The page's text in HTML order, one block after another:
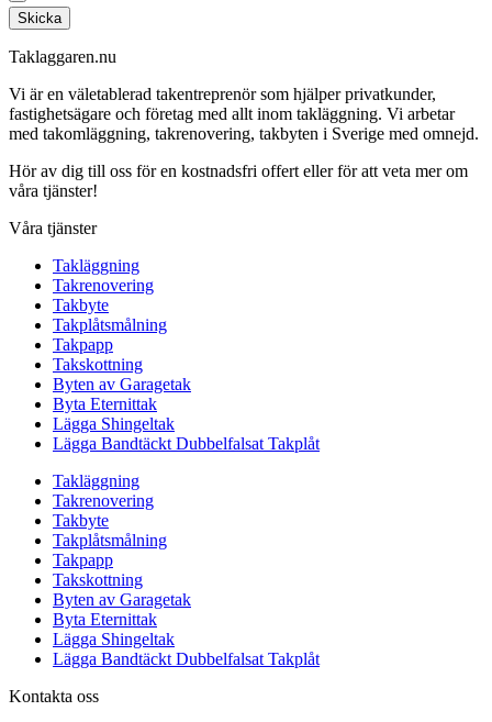
Skicka
Taklaggaren.nu
Vi är en väletablerad takentreprenör som hjälper privatkunder,
fastighetsägare och företag med allt inom takläggning. Vi arbetar
med takomläggning, takrenovering, takbyten i Sverige med omnejd.
Hör av dig till oss för en kostnadsfri offert eller för att veta mer om
våra tjänster!
Våra tjänster
Takläggning
Takrenovering
Takbyte
Takplåtsmålning
Takpapp
Takskottning
Byten av Garagetak
Byta Eternittak
Lägga Shingeltak
Lägga Bandtäckt Dubbelfalsat Takplåt
Takläggning
Takrenovering
Takbyte
Takplåtsmålning
Takpapp
Takskottning
Byten av Garagetak
Byta Eternittak
Lägga Shingeltak
Lägga Bandtäckt Dubbelfalsat Takplåt
Kontakta oss